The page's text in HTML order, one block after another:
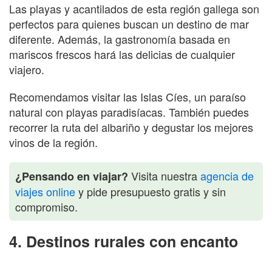
Las playas y acantilados de esta región gallega son
perfectos para quienes buscan un destino de mar
diferente. Además, la gastronomía basada en
mariscos frescos hará las delicias de cualquier
viajero.
Recomendamos visitar las Islas Cíes, un paraíso
natural con playas paradisíacas. También puedes
recorrer la ruta del albariño y degustar los mejores
vinos de la región.
¿Pensando en viajar? Visita nuestraagencia de
viajes onliney pide presupuesto gratis y sin
compromiso.
4. Destinos rurales con encanto